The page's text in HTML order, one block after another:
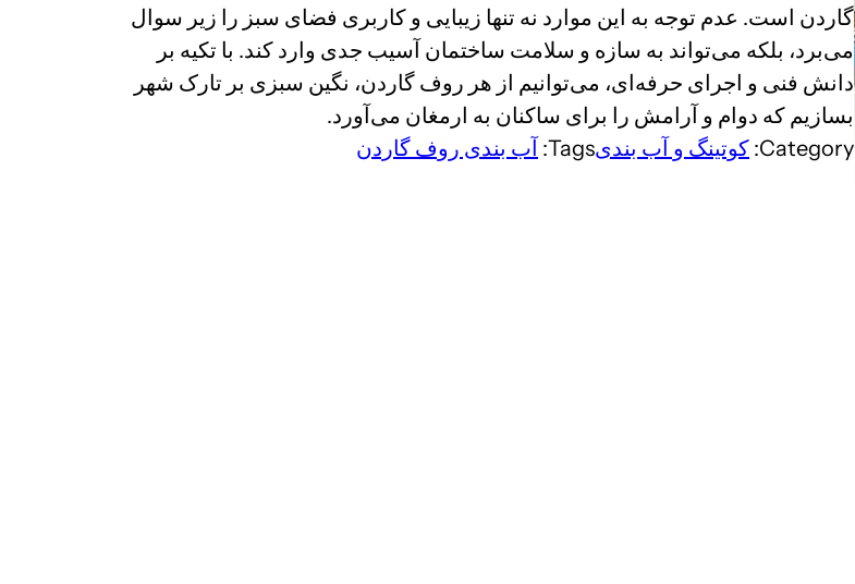
گاردن است. عدم توجه به این موارد نه تنها زیبایی و کاربری فضای سبز را زیر سوال
می‌برد، بلکه می‌تواند به سازه و سلامت ساختمان آسیب جدی وارد کند. با تکیه بر
دانش فنی و اجرای حرفه‌ای، می‌توانیم از هر روف گاردن، نگین سبزی بر تارک شهر
بسازیم که دوام و آرامش را برای ساکنان به ارمغان می‌آورد.
Category: کوتینگ و آب بندیTags: آب بندی روف گاردن